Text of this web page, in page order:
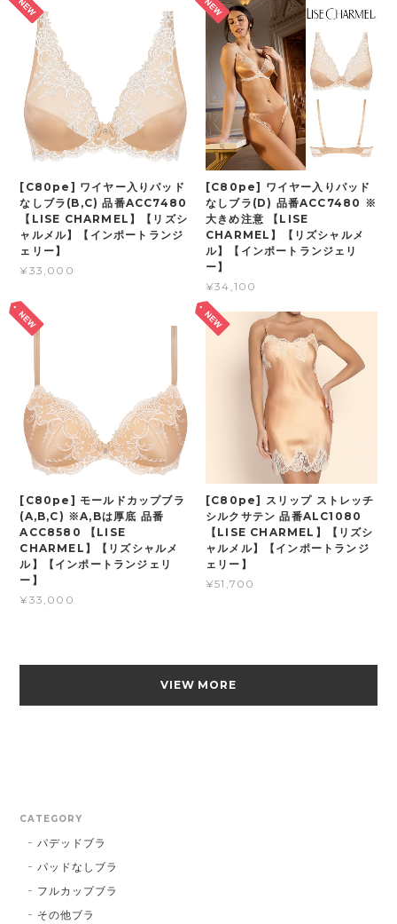
[C80pe] ワイヤー入りパッド
なしブラ(B,C) 品番ACC7480
【LISE CHARMEL】【リズシ
ャルメル】【インポートランジ
ェリー】
¥33,000
[C80pe] ワイヤー入りパッド
なしブラ(D) 品番ACC7480 ※
大きめ注意 【LISE
CHARMEL】【リズシャルメ
ル】【インポートランジェリ
ー】
¥34,100
[C80pe] モールドカップブラ
(A,B,C) ※A,Bは厚底 品番
ACC8580 【LISE
CHARMEL】【リズシャルメ
ル】【インポートランジェリ
ー】
¥33,000
[C80pe] スリップ ストレッチ
シルクサテン 品番ALC1080
【LISE CHARMEL】【リズシ
ャルメル】【インポートランジ
ェリー】
¥51,700
VIEW MORE
CATEGORY
パデッドブラ
パッドなしブラ
フルカップブラ
その他ブラ